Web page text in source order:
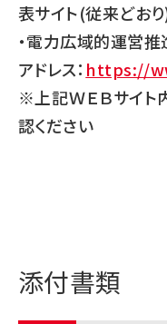
表サイト(従来どお
・電力広域的運営
アドレス： https://
※上記ＷＥＢサイト
認ください
添付書類